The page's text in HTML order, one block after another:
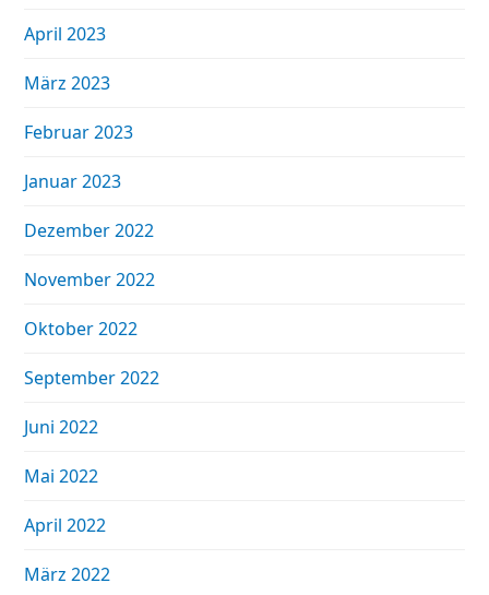
April 2023
März 2023
Februar 2023
Januar 2023
Dezember 2022
November 2022
Oktober 2022
September 2022
Juni 2022
Mai 2022
April 2022
März 2022